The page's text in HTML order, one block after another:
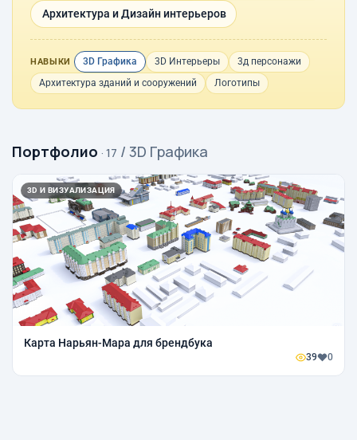
Архитектура и Дизайн интерьеров
НАВЫКИ 3D Графика 3D Интерьеры
3д персонажи
Архитектура зданий и сооружений
Логотипы
Портфолио · 17 / 3D Графика
3D И ВИЗУАЛИЗАЦИЯ
Карта Нарьян-Мара для брендбука
39 0